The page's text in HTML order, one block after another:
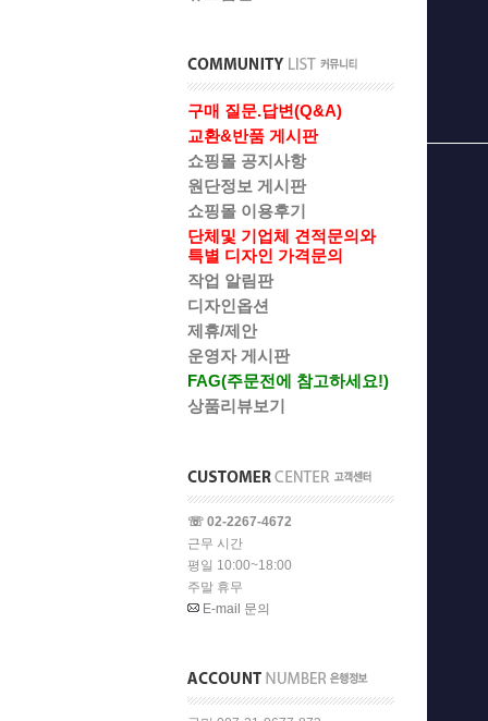
구매 질문.답변(Q&A)
교환&반품 게시판
쇼핑몰 공지사항
원단정보 게시판
쇼핑몰 이용후기
단체및 기업체 견적문의와
특별 디자인 가격문의
작업 알림판
디자인옵션
제휴/제안
운영자 게시판
FAG(주문전에 참고하세요!)
상품리뷰보기
☏ 02-2267-4672
근무 시간
평일 10:00~18:00
주말 휴무
E-mail 문의